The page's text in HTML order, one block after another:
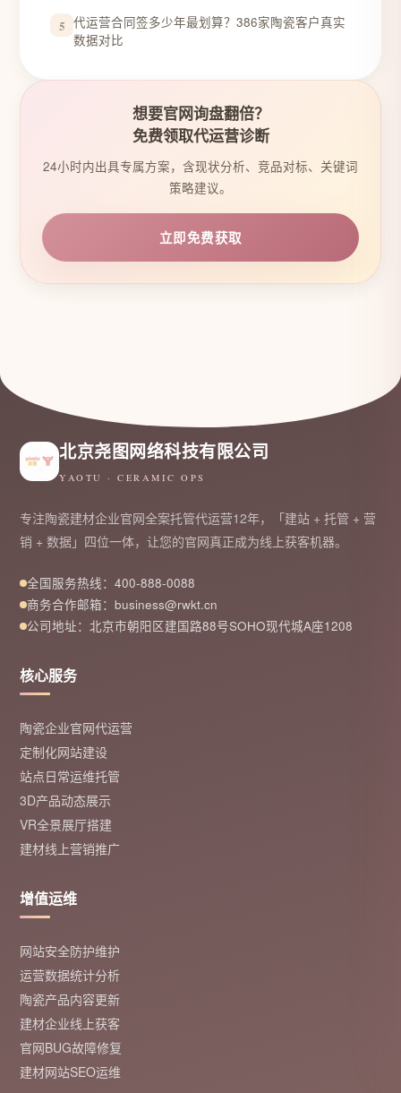
5 代运营合同签多少年最划算？386家陶瓷客户真实
数据对比
想要官网询盘翻倍？
免费领取代运营诊断
24小时内出具专属方案，含现状分析、竞品对标、关键词
策略建议。
立即免费获取
北京尧图网络科技有限公司
YAOTU · CERAMIC OPS
专注陶瓷建材企业官网全案托管代运营12年，「建站 + 托管 + 营
销 + 数据」四位一体，让您的官网真正成为线上获客机器。
全国服务热线：400-888-0088
商务合作邮箱：business@rwkt.cn
公司地址：北京市朝阳区建国路88号SOHO现代城A座1208
核心服务
陶瓷企业官网代运营
定制化网站建设
站点日常运维托管
3D产品动态展示
VR全景展厅搭建
建材线上营销推广
增值运维
网站安全防护维护
运营数据统计分析
陶瓷产品内容更新
建材企业线上获客
官网BUG故障修复
建材网站SEO运维